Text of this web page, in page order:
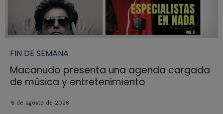
FIN DE SEMANA
Macanudo presenta una agenda cargada
de música y entretenimiento
6 de agosto de 2026